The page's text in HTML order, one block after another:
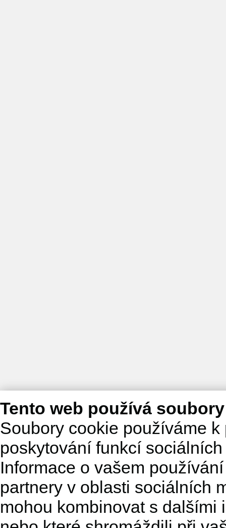
Tento web používá
Soubory cookie používáme
poskytování funkcí
Informace o vašem
partnery v oblasti sociálních
mohou kombinovat s dalšími